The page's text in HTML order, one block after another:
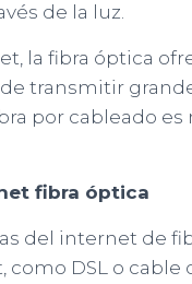
de la luz.
la fibra óptica
transmitir
por cableado
fibra óptica
del internet de
DSL o cable